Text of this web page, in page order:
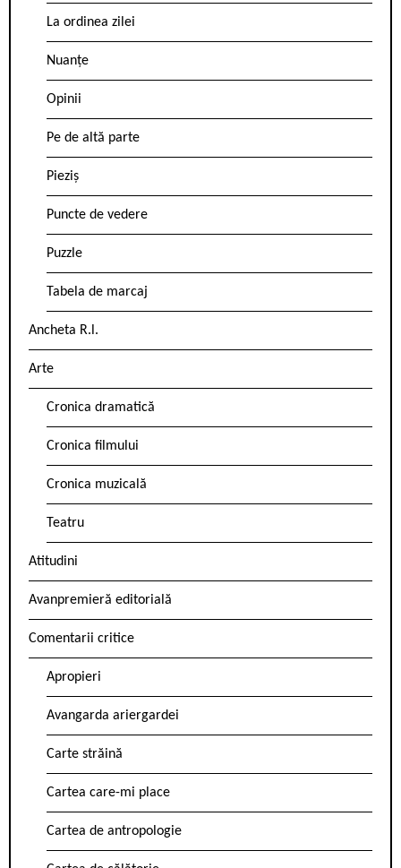
La ordinea zilei
Nuanțe
Opinii
Pe de altă parte
Pieziș
Puncte de vedere
Puzzle
Tabela de marcaj
Ancheta R.l.
Arte
Cronica dramatică
Cronica filmului
Cronica muzicală
Teatru
Atitudini
Avanpremieră editorială
Comentarii critice
Apropieri
Avangarda ariergardei
Carte străină
Cartea care-mi place
Cartea de antropologie